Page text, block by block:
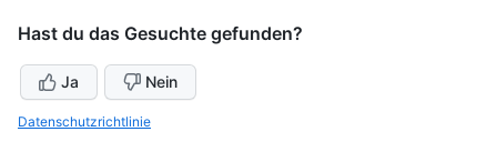
Hast du das Gesuchte gefunden?
Ja Nein
Datenschutzrichtlinie